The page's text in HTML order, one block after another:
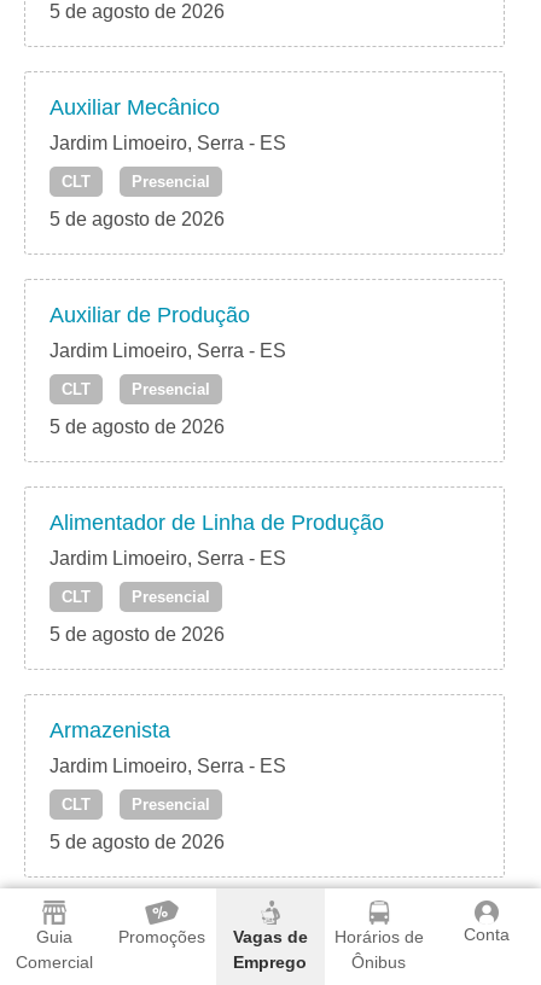
Guia
Comercial
Promoções
Vagas de
Emprego
Horários de
Ônibus
Conta
5 de agosto de 2026
Auxiliar Mecânico
Jardim Limoeiro, Serra - ES
CLT Presencial
5 de agosto de 2026
Auxiliar de Produção
Jardim Limoeiro, Serra - ES
CLT Presencial
5 de agosto de 2026
Alimentador de Linha de Produção
Jardim Limoeiro, Serra - ES
CLT Presencial
5 de agosto de 2026
Armazenista
Jardim Limoeiro, Serra - ES
CLT Presencial
5 de agosto de 2026
Auxiliar de Vendas
Jardim Limoeiro, Serra - ES